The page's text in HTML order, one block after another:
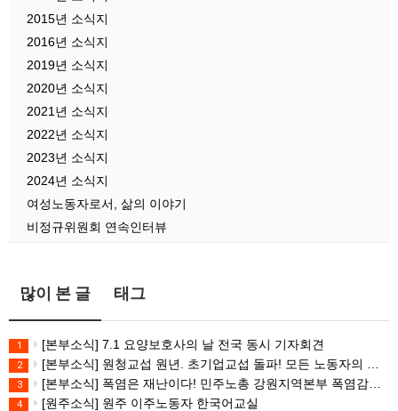
2015년 소식지
2016년 소식지
2019년 소식지
2020년 소식지
2021년 소식지
2022년 소식지
2023년 소식지
2024년 소식지
여성노동자로서, 삶의 이야기
비정규위원회 연속인터뷰
많이 본 글 태그
1 [본부소식] 7.1 요양보호사의 날 전국 동시 기자회견
2 [본부소식] 원청교섭 원년. 초기업교섭 돌파! 모든 노동자의 노동기본권 쟁취! 민주노총 7.15 총파업대회
3 [본부소식] 폭염은 재난이다! 민주노총 강원지역본부 폭염감시단 선포 기자회견
4 [원주소식] 원주 이주노동자 한국어교실